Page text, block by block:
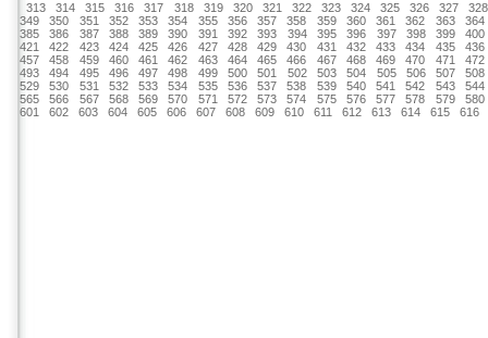
313
314 315 316 317 318 319 320 321 322 323 324 325 326 327
328
349
350 351 352 353 354 355 356 357 358 359 360 361 362 363
364
385
386 387 388 389 390 391 392 393 394 395 396 397 398 399
400
421
422 423 424 425 426 427 428 429 430 431 432 433 434 435
436
457
458 459 460 461 462 463 464 465 466 467 468 469 470 471
472
493
494 495 496 497 498 499 500 501 502 503 504 505 506 507
508
529
530 531 532 533 534 535 536 537 538 539 540 541 542 543
544
565
566 567 568 569 570 571 572 573 574 575 576 577 578 579
580
601
602 603 604 605 606 607 608 609 610 611 612 613 614 615 616